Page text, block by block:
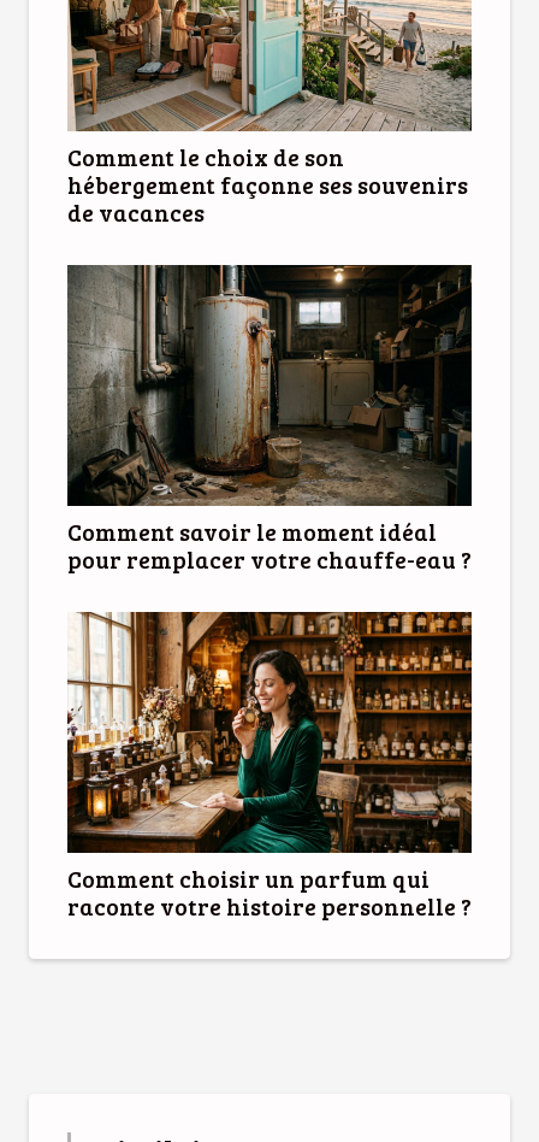
Comment le choix de son
hébergement façonne ses souvenirs
de vacances
Comment savoir le moment idéal
pour remplacer votre chauffe-eau ?
Comment choisir un parfum qui
raconte votre histoire personnelle ?